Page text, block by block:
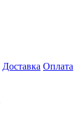
Доставка Оплата